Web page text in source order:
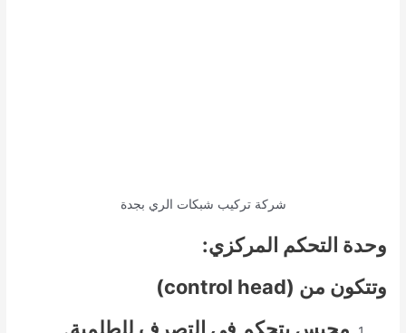
شركة تركيب شبكات الري بجدة
وحدة التحكم المركزي:
وتتكون من (control head)